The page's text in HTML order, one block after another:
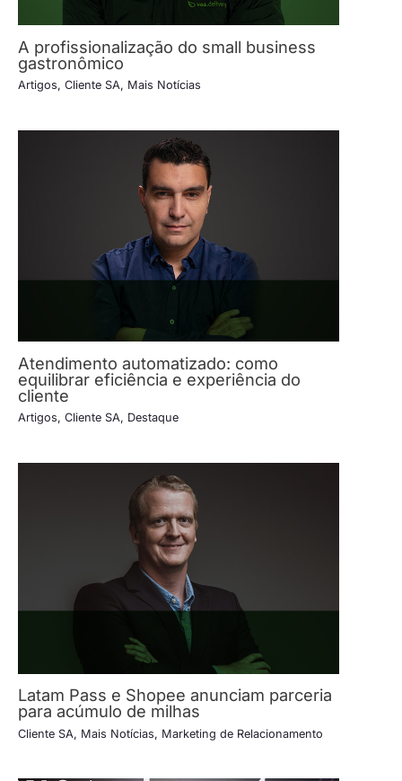
A profissionalização do small business
gastronômico
Artigos, Cliente SA, Mais Notícias
Atendimento automatizado: como
equilibrar eficiência e experiência do
cliente
Artigos, Cliente SA, Destaque
Latam Pass e Shopee anunciam parceria
para acúmulo de milhas
Cliente SA, Mais Notícias, Marketing de Relacionamento